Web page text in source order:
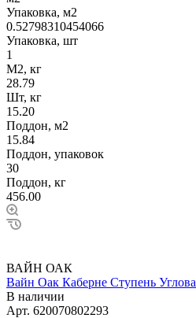
Упаковка, м2
0.52798310454066
Упаковка, шт
1
М2, кг
28.79
Шт, кг
15.20
Поддон, м2
15.84
Поддон, упаковок
30
Поддон, кг
456.00
ВАЙН ОАК
Вайн Оак Каберне Ступень
В наличии
Арт. 620070802293